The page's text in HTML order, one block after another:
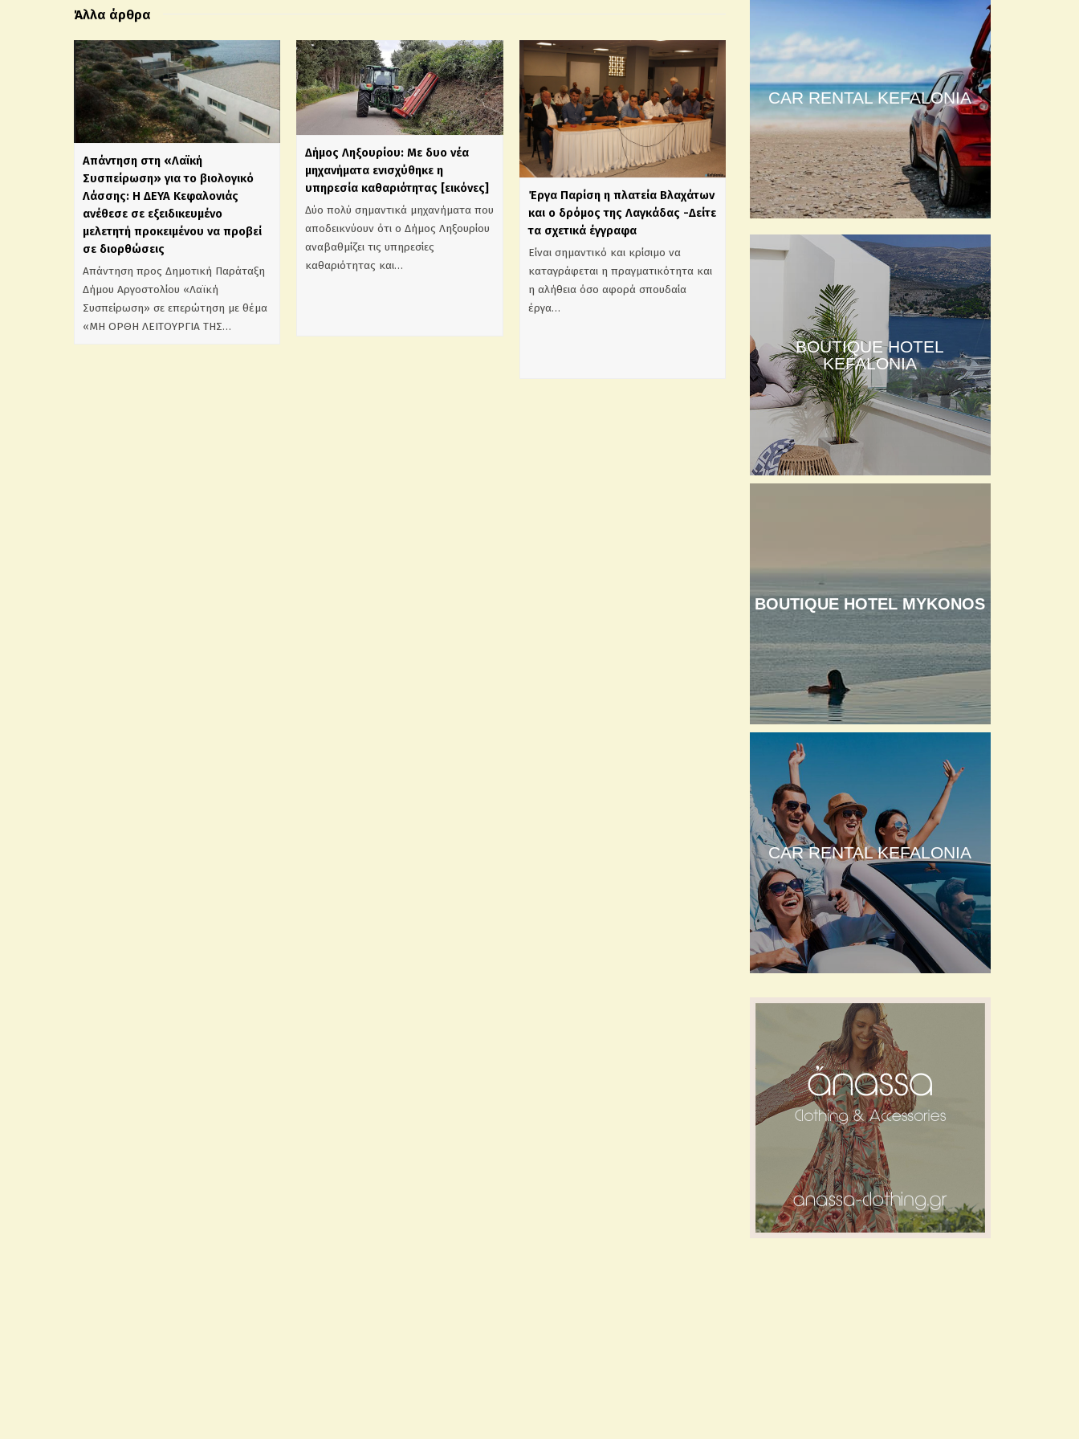
Άλλα άρθρα
Απάντηση στη «Λαϊκή
Συσπείρωση» για το βιολογικό
Λάσσης: Η ΔΕΥΑ Κεφαλονιάς
ανέθεσε σε εξειδικευμένο
μελετητή προκειμένου να προβεί
σε διορθώσεις
Απάντηση προς Δημοτική Παράταξη
Δήμου Αργοστολίου «Λαϊκή
Συσπείρωση» σε επερώτηση με θέμα
«ΜΗ ΟΡΘΗ ΛΕΙΤΟΥΡΓΙΑ ΤΗΣ…
Δήμος Ληξουρίου: Με δυο νέα
μηχανήματα ενισχύθηκε η
υπηρεσία καθαριότητας [εικόνες]
Δύο πολύ σημαντικά μηχανήματα που
αποδεικνύουν ότι ο Δήμος Ληξουρίου
αναβαθμίζει τις υπηρεσίες
καθαριότητας και…
Έργα Παρίση η πλατεία Βλαχάτων
και ο δρόμος της Λαγκάδας -Δείτε
τα σχετικά έγγραφα
Είναι σημαντικό και κρίσιμο να
καταγράφεται η πραγματικότητα και
η αλήθεια όσο αφορά σπουδαία
έργα…
CAR RENTAL KEFALONIA
BOUTIQUE HOTEL
KEFALONIA
BOUTIQUE HOTEL MYKONOS
CAR RENTAL KEFALONIA